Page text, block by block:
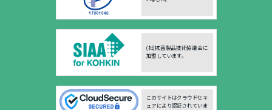
(社)抗菌製品技術協議会に
加盟しています。
このサイトはクラウドセキ
ュアにより認証されていま